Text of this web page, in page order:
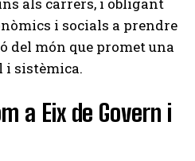
als carrers, i obligant
i socials a prendre
del món que promet una
sistèmica.
a Eix de Govern i